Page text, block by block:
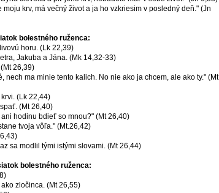
krv, má večný život a ja ho vzkriesim v posledný deň." (Jn
bolestného ruženca:
horu. (Lk 22,39)
Jakuba a Jána. (Mk 14,32-33)
26,39)
nech ma minie tento kalich. No nie ako ja chcem, ale ako ty." (Mt
(Lk 22,44)
(Mt 26,40)
hodinu bdieť so mnou?" (Mt 26,40)
tvoja vôľa." (Mt.26,42)
sa modlil tými istými slovami. (Mt 26,44)
bolestného ruženca:
zločinca. (Mt 26,55)